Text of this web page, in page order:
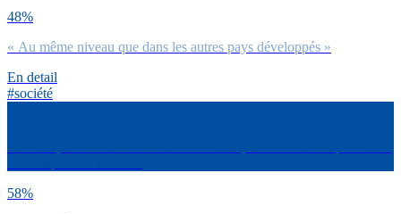
48%
« Au même niveau que dans les autres pays développés »
En detail
#société
58%